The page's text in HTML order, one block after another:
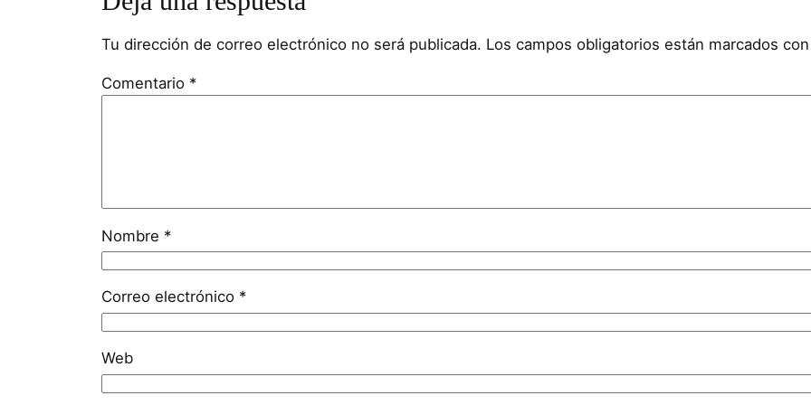
Tu dirección de correo electrónico no será publicada. Los campos obligatorios están marcados
Comentario *
Nombre *
Correo electrónico *
Web